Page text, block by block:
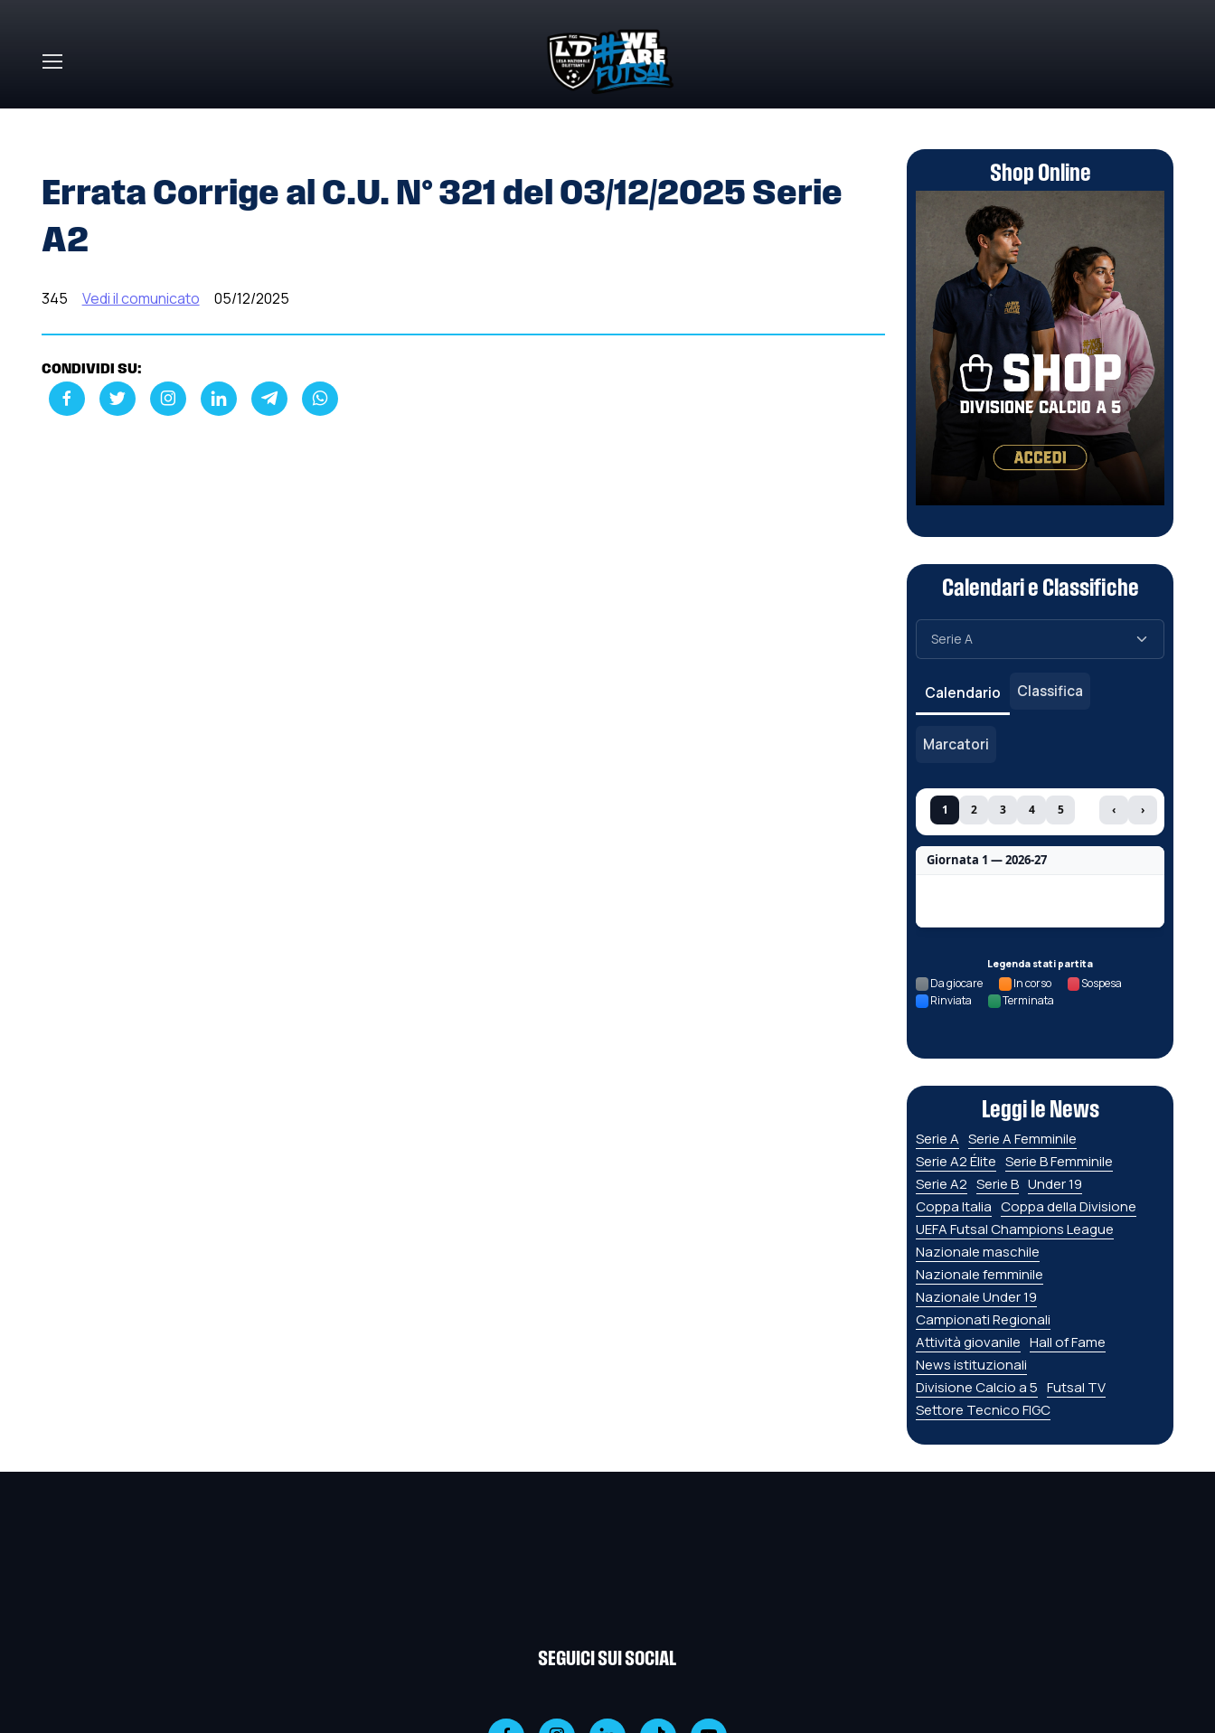
Errata Corrige al C.U. N° 321 del 03/12/2025 Serie
A2
345 Vedi il comunicato 05/12/2025
CONDIVIDI SU:
Shop Online
Calendari e Classifiche
Calendario Classifica
Marcatori
1 2 3 4 5 ‹ ›
Giornata 1 — 2026-27
Legenda stati partita
Da giocare In corso
Sospesa
Rinviata
Terminata
Leggi le News
Serie A Serie A Femminile
Serie A2 Élite Serie B Femminile
Serie A2 Serie B Under 19
Coppa Italia Coppa della Divisione
UEFA Futsal Champions League
Nazionale maschile
Nazionale femminile
Nazionale Under 19
Campionati Regionali
Attività giovanile Hall of Fame
News istituzionali
Divisione Calcio a 5 Futsal TV
Settore Tecnico FIGC
SEGUICI SUI SOCIAL